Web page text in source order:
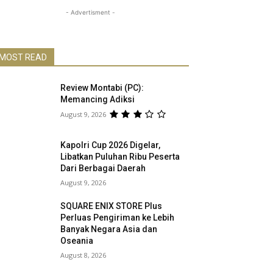
- Advertisment -
READ
Review Montabi (PC):
Memancing Adiksi
August 9, 2026
Kapolri Cup 2026 Digelar,
Libatkan Puluhan Ribu Peserta
Dari Berbagai Daerah
August 9, 2026
SQUARE ENIX STORE Plus
Perluas Pengiriman ke Lebih
Banyak Negara Asia dan
Oseania
August 8, 2026